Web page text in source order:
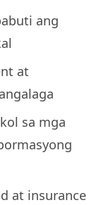
ang
at
sa mga
at insurance